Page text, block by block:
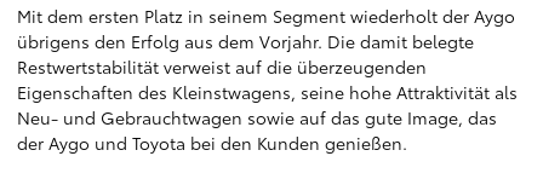
Mit dem ersten Platz in seinem Segment wiederholt der Aygo
übrigens den Erfolg aus dem Vorjahr. Die damit belegte
Restwertstabilität verweist auf die überzeugenden
Eigenschaften des Kleinstwagens, seine hohe Attraktivität als
Neu- und Gebrauchtwagen sowie auf das gute Image, das
der Aygo und Toyota bei den Kunden genießen.